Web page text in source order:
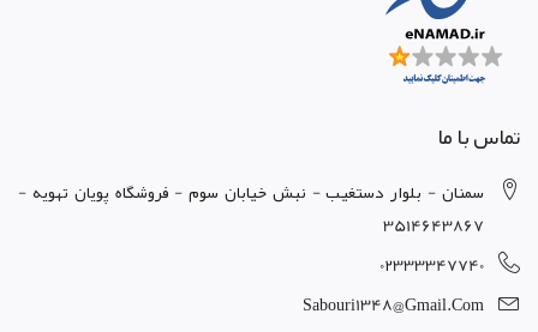
تماس با ما
سمنان - بلوار دستغيب - نبش خيابان سوم - فروشگاه پويان تهويه -
3514643867
02333347740
Sabouri1348@gmail.com